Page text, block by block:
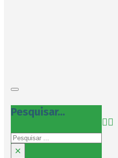
Pesquisar...
Pesquisar
×